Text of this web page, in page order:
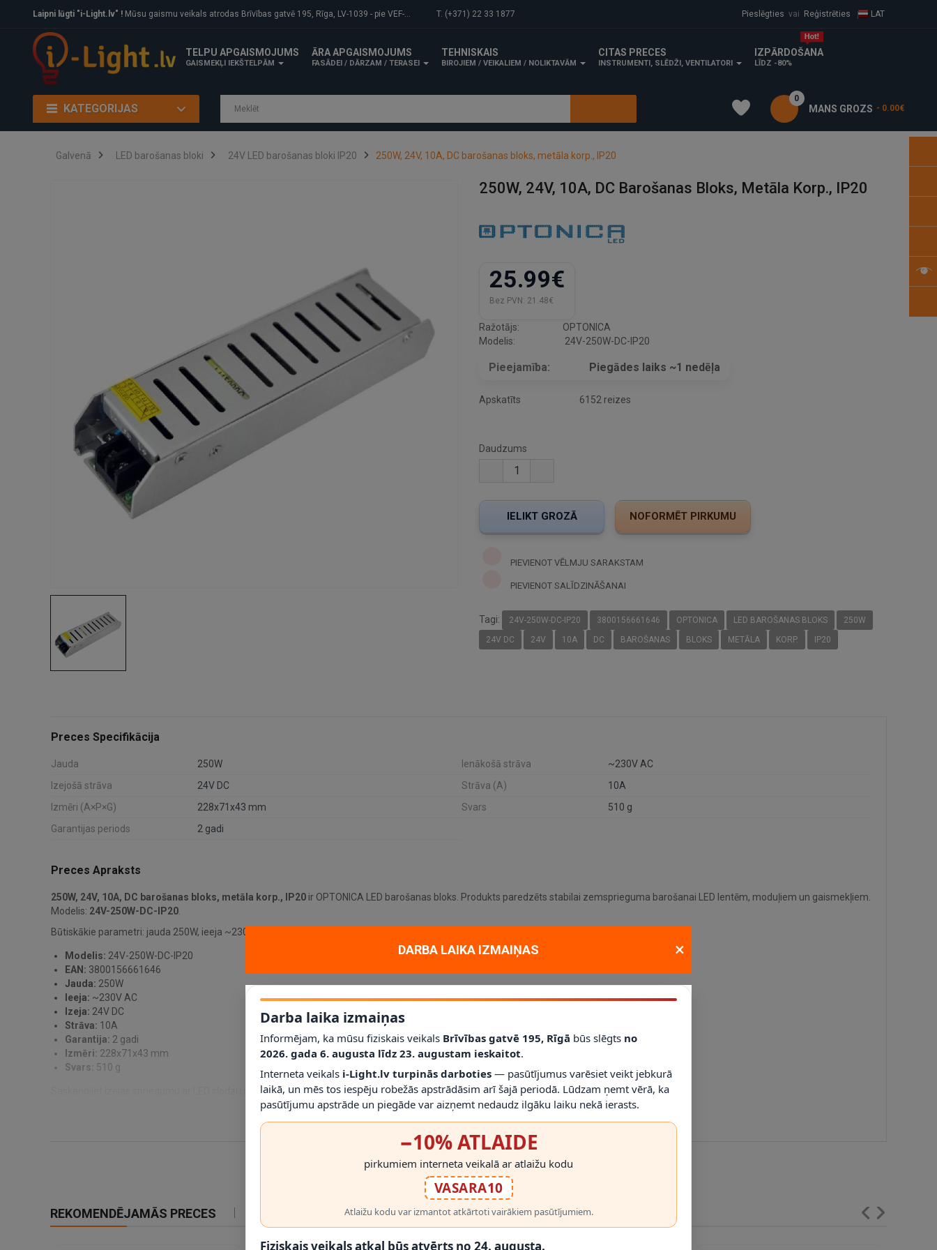
Laipni lūgti "i-Light.lv" ! Mūsu gaismu veikals atrodas Brīvības gatvē 195, Rīga, LV-1039 - pie VEF-Gaisa tilta. T. (+371) 22 33 1877 Pieslēgties vai Reģistrēties LAT
TELPU APGAISMOJUMS
GAISMEKĻI IEKŠTELPĀM
ĀRA APGAISMOJUMS
FASĀDEI / DĀRZAM / TERASEI
TEHNISKAIS
BIROJIEM / VEIKALIEM / NOLIKTAVĀM
CITAS PRECES
INSTRUMENTI, SLĒDŽI, VENTILATORI
IZPĀRDOŠANA
LĪDZ -80%
KATEGORIJAS MANS GROZS
0
- 0.00€
Galvenā LED barošanas bloki 24V LED barošanas bloki IP20 250W, 24V, 10A, DC barošanas bloks, metāla korp., IP20
250W, 24V, 10A, DC Barošanas Bloks, Metāla Korp., IP20
25.99€
Bez PVN: 21.48€
Ražotājs:
OPTONICA
Modelis:
24V-250W-DC-IP20
Pieejamība: Piegādes laiks ~1 nedēļa
Apskatīts 6152 reizes
Daudzums
PIEVIENOT VĒLMJU SARAKSTAM
PIEVIENOT SALĪDZINĀŠANAI
Tagi: 24V-250W-DC-IP20 3800156661646 OPTONICA LED BAROŠANAS BLOKS
250W
24V DC
24V 10A DC BAROŠANAS BLOKS METĀLA KORP. IP20
Preces Specifikācija
Jauda 250W Ienākošā strāva
~230V AC
Izejošā strāva
24V DC Strāva (A)
10A
Izmēri (A×P×G)
228x71x43 mm Svars
510 g
Garantijas periods
2 gadi
Preces Apraksts
250W, 24V, 10A, DC barošanas bloks, metāla korp., IP20 ir OPTONICA LED barošanas bloks. Produkts paredzēts stabilai zemsprieguma barošanai LED lentēm, moduļiem un gaismekļiem.
Modelis: 24V-250W-DC-IP20
Būtiskākie parametri: jauda 250W, ieeja ~230V AC, izeja 24V DC, strāva 10A.
Modelis: 24V-250W-DC-IP20
EAN: 3800156661646
Jauda: 250W
Ieeja: ~230V AC
Izeja: 24V DC
Strāva: 10A
Garantija: 2 gadi
Izmēri: 228x71x43 mm
Svars: 510 g
Saskaņojiet izejas spriegumu ar LED slodzi un atstājiet jaudas rezervi. Pirms montāžas pārbaudiet IP klasi un ventilācijas iespējas.
RĀDĪT VAIRĀK
REKOMENDĒJAMĀS PRECES IETEIKTIE PRODUKTI
DARBA LAIKA IZMAIŅAS ×
Darba laika izmaiņas
Informējam, ka mūsu fiziskais veikals Brīvības gatvē 195, Rīgā būs slēgts no
2026. gada 6. augusta līdz 23. augustam ieskaitot.
Interneta veikals i-Light.lv turpinās darboties — pasūtījumus varēsiet veikt jebkurā
laikā, un mēs tos iespēju robežās apstrādāsim arī šajā periodā. Lūdzam ņemt vērā, ka
pasūtījumu apstrāde un piegāde var aizņemt nedaudz ilgāku laiku nekā ierasts.
−10% ATLAIDE
pirkumiem interneta veikalā ar atlaižu kodu
VASARA10
Atlaižu kodu var izmantot atkārtoti vairākiem pasūtījumiem.
Fiziskais veikals atkal būs atvērts no 24. augusta.